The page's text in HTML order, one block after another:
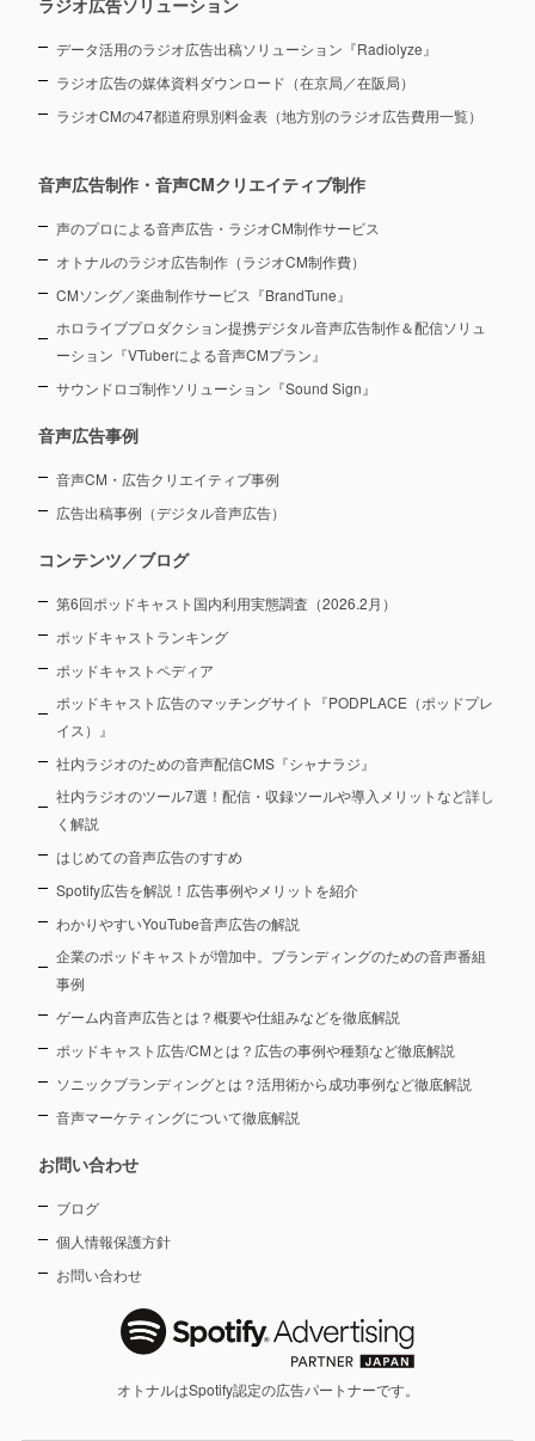
ラジオ広告ソリューション
データ活用のラジオ広告出稿ソリューション『Radiolyze』
ラジオ広告の媒体資料ダウンロード（在京局／在阪局）
ラジオCMの47都道府県別料金表（地方別のラジオ広告費用一覧）
音声広告制作・音声CMクリエイティブ制作
声のプロによる音声広告・ラジオCM制作サービス
オトナルのラジオ広告制作（ラジオCM制作費）
CMソング／楽曲制作サービス『BrandTune』
ホロライブプロダクション提携デジタル音声広告制作＆配信ソリュ
ーション 『VTuberによる音声CMプラン』
サウンドロゴ制作ソリューション『Sound Sign』
音声広告事例
音声CM・広告クリエイティブ事例
広告出稿事例（デジタル音声広告）
コンテンツ／ブログ
第6回ポッドキャスト国内利用実態調査（2026.2月）
ポッドキャストランキング
ポッドキャストペディア
ポッドキャスト広告のマッチングサイト『PODPLACE（ポッドプレ
イス）』
社内ラジオのための音声配信CMS『シャナラジ』
社内ラジオのツール7選！配信・収録ツールや導入メリットなど詳し
く解説
はじめての音声広告のすすめ
Spotify広告を解説！広告事例やメリットを紹介
わかりやすいYouTube音声広告の解説
企業のポッドキャストが増加中。ブランディングのための音声番組
事例
ゲーム内音声広告とは？概要や仕組みなどを徹底解説
ポッドキャスト広告/CMとは？広告の事例や種類など徹底解説
ソニックブランディングとは？活用術から成功事例など徹底解説
音声マーケティングについて徹底解説
お問い合わせ
ブログ
個人情報保護方針
お問い合わせ
オトナルはSpotify認定の広告パートナーです。